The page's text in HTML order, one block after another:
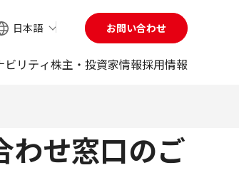
日本語
サイト内検索
お問い合わせ
ビリティ株主・投資家情報採用情報
わせ窓口のご